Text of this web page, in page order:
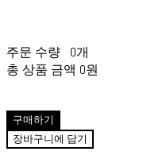
주문 수량
0개
총 상품 금액 0원
구매하기
장바구니에 담기